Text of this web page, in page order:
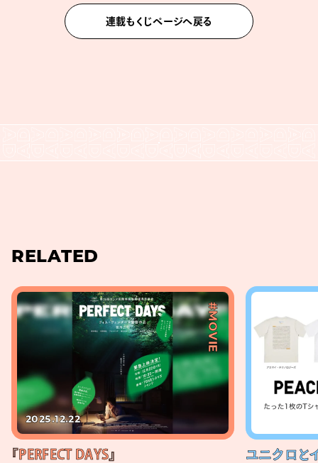
連載もくじページへ戻る
RELATED
#MOVIE
2025.12.22
『PERFECT DAYS』
ユニクロと